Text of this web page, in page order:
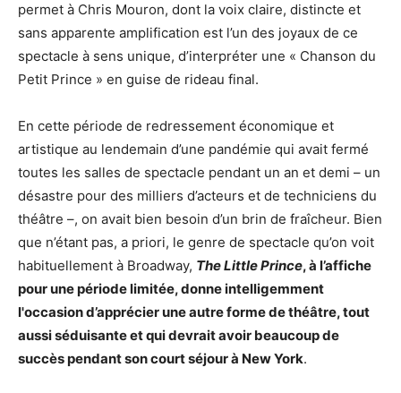
permet à Chris Mouron, dont la voix claire, distincte et
sans apparente amplification est l’un des joyaux de ce
spectacle à sens unique, d’interpréter une « Chanson du
Petit Prince » en guise de rideau final.
En cette période de redressement économique et
artistique au lendemain d’une pandémie qui avait fermé
toutes les salles de spectacle pendant un an et demi – un
désastre pour des milliers d’acteurs et de techniciens du
théâtre –, on avait bien besoin d’un brin de fraîcheur. Bien
que n’étant pas, a priori, le genre de spectacle qu’on voit
habituellement à Broadway, The Little Prince, à l’affiche
pour une période limitée, donne intelligemment
l'occasion d’apprécier une autre forme de théâtre, tout
aussi séduisante et qui devrait avoir beaucoup de
succès pendant son court séjour à New York.